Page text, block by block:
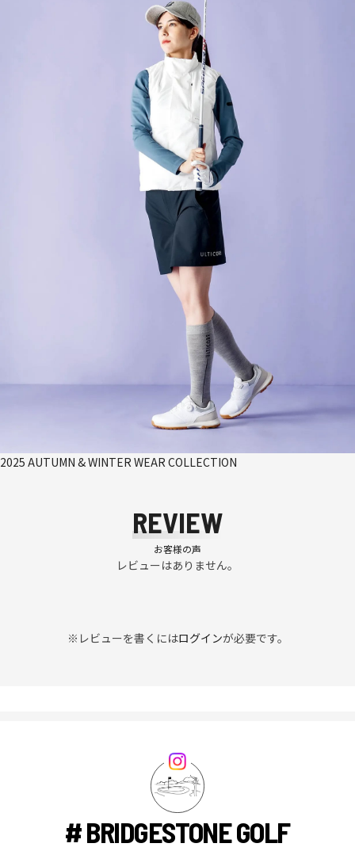
2025 AUTUMN & WINTER WEAR COLLECTION
REVIEW
お客様の声
レビューはありません。
※レビューを書くにはログインが必要です。
# BRIDGESTONE GOLF